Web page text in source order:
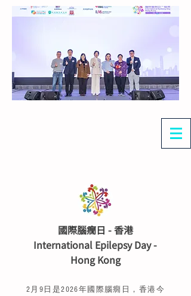
國際腦癇日 - 香港
International Epilepsy Day -
Hong Kong
2月9日是2026年國際腦癇日，香港今